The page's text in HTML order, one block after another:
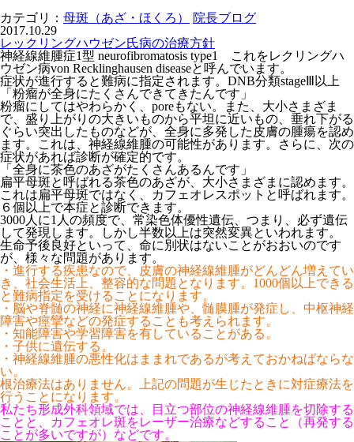
カテゴリ： 母斑（あざ・ほくろ）
院長ブログ
2017.10.29
レックリングハウゼン氏病の治療方針
神経線維腫症1型 neurofibromatosis type1 これをレクリングハ
ウゼン病von Recklinghausen diseaseと呼んでいます。
症状が進行すると難病に指定されます。DNB分類stageⅢ以上
「粉瘤が全身にたくさんできてきたんです」
粉瘤にしてはやわらかく、poreもない。また、大小さまざま
で、盛り上がりの大きいものから平坦に近いもの、垂れ下がる
ぐらい突出したものなどが、全身に多発した皮膚の腫瘍を認め
ます。これは、神経線維腫の可能性があります。さらに、次の
症状があれば診断が確定的です。
「全身に茶色のあざがたくさんあるんです」
扁平母斑と呼ばれる茶色のあざが、大小さまざまに認めます。
これは扁平母斑ではなく、カフェオレスポットと呼ばれます。
６個以上で本症と診断できます。
3000人に1人の頻度で、常染色体優性遺伝、つまり、必ず遺伝
して発現します。しかし半数以上は突然変異といわれます。
生命予後良好といって、命に別状はないことがおおいのです
が、様々な問題があります。
・進行する疾患なので、皮膚の神経線維腫がどんどん増えてい
き、社会生活上、整容的な問題となります。1000個以上できる
と難病指定を受けることになります。
・脳や脊髄の神経に神経線維腫や、髄膜腫が発症し、中枢神経
障害や痙攣などの発症することも考えられます。
・知能障害や学習障害を有していることがある。
・子供に遺伝する。
・神経線維腫の悪性化はままれであるが考えておかねばならな
い。
根治療法はありません。上記の問題が生じたときに対症療法を
行うことになります。
私たち形成外科領域では、目立つ部位の神経線維腫を切除する
ことと、カフェオレ斑をレーザー治療などすること（再発する
ことが多いですが）などです。